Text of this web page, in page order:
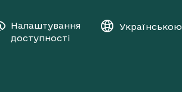
Налаштування
доступності
Українською